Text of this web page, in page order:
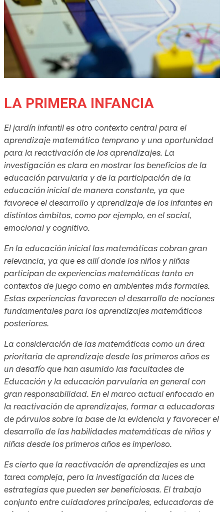
LA PRIMERA INFANCIA
El jardín infantil es otro contexto central para el
aprendizaje matemático temprano y una oportunidad
para la reactivación de los aprendizajes. La
investigación es clara en mostrar los beneficios de la
educación parvularia y de la participación de la
educación inicial de manera constante, ya que
favorece el desarrollo y aprendizaje de los infantes en
distintos ámbitos, como por ejemplo, en el social,
emocional y cognitivo.
En la educación inicial las matemáticas cobran gran
relevancia, ya que es allí donde los niños y niñas
participan de experiencias matemáticas tanto en
contextos de juego como en ambientes más formales.
Estas experiencias favorecen el desarrollo de nociones
fundamentales para los aprendizajes matemáticos
posteriores.
La consideración de las matemáticas como un área
prioritaria de aprendizaje desde los primeros años es
un desafío que han asumido las facultades de
Educación y la educación parvularia en general con
gran responsabilidad. En el marco actual enfocado en
la reactivación de aprendizajes, formar a educadoras
de párvulos sobre la base de la evidencia y favorecer el
desarrollo de las habilidades matemáticas de niños y
niñas desde los primeros años es imperioso.
Es cierto que la reactivación de aprendizajes es una
tarea compleja, pero la investigación da luces de
estrategias que pueden ser beneficiosas. El trabajo
conjunto entre cuidadores principales, educadoras de